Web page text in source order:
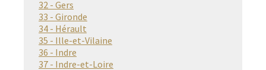
32 - Gers
33 - Gironde
34 - Hérault
35 - Ille-et-Vilaine
36 - Indre
37 - Indre-et-Loire